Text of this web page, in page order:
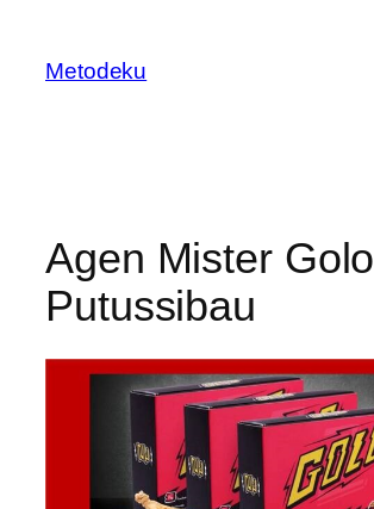
content
Metodeku
Agen Mister Golo
Putussibau